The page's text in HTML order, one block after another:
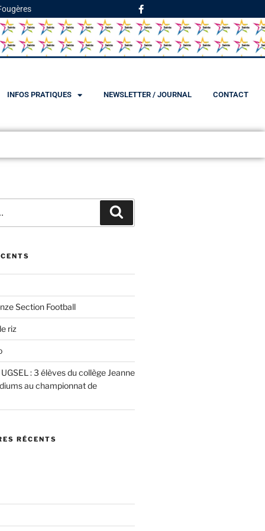
INFOS PRATIQUES NEWSLETTER / JOURNAL CONTACT
Section Football
riz
: 3 élèves du collège Jeanne
au championnat de
RÉCENTS